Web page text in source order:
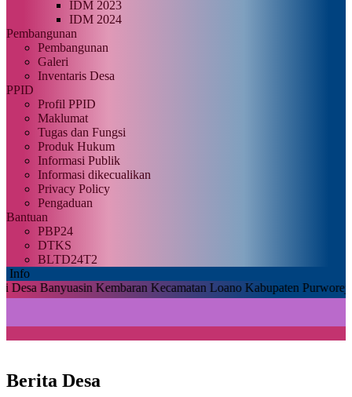
IDM 2023
IDM 2024
Pembangunan
Pembangunan
Galeri
Inventaris Desa
PPID
Profil PPID
Maklumat
Tugas dan Fungsi
Produk Hukum
Informasi Publik
Informasi dikecualikan
Privacy Policy
Pengaduan
Bantuan
PBP24
DTKS
BLTD24T2
Info
Kembaran Kecamatan Loano Kabupaten Purworejo |Untuk
Berita Desa